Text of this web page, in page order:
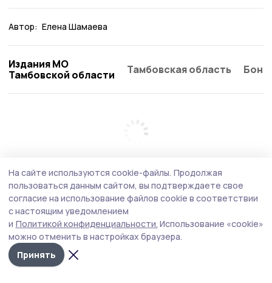
Автор: Елена Шамаева
Издания МО
Тамбовской области
Тамбовская область
На сайте используются cookie-файлы. Продолжая
пользоваться данным сайтом, вы подтверждаете свое
согласие на использование файлов cookie в соответствии
с настоящим уведомлением
и Политикой конфиденциальности. Использование «cookie»
можно отменить в настройках браузера.
Принять